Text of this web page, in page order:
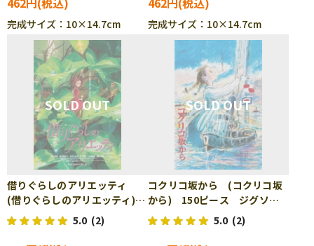
完成サイズ：10×14.7cm 完成サイズ：10×14.7cm
借りぐらしのアリエッティ
(借りぐらしのアリエッティ)
150ピース ジグソーパズル
ENS-150-G42
5.0 (2)
コクリコ坂から (コクリコ坂
から) 150ピース ジグソー
パズル ENS-150-G43
5.0 (2)